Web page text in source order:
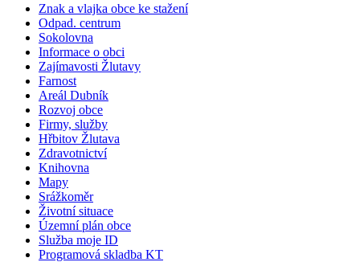
Znak a vlajka obce ke stažení
Odpad. centrum
Sokolovna
Informace o obci
Zajímavosti Žlutavy
Farnost
Areál Dubník
Rozvoj obce
Firmy, služby
Hřbitov Žlutava
Zdravotnictví
Knihovna
Mapy
Srážkoměr
Životní situace
Územní plán obce
Služba moje ID
Programová skladba KT